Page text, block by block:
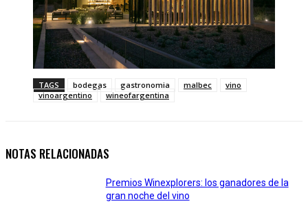
TAGS bodegas gastronomia malbec
vino
vinoargentino
wineofargentina
NOTAS RELACIONADAS
Premios Winexplorers: los ganadores de la
gran noche del vino